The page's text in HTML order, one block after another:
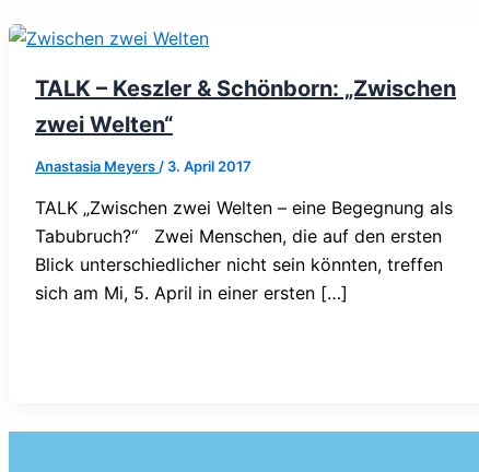
TALK – Keszler & Schönborn: „Zwischen
zwei Welten“
Anastasia Meyers / 3. April 2017
TALK „Zwischen zwei Welten – eine Begegnung als
Tabubruch?“ Zwei Menschen, die auf den ersten
Blick unterschiedlicher nicht sein könnten, treffen
sich am Mi, 5. April in einer ersten […]